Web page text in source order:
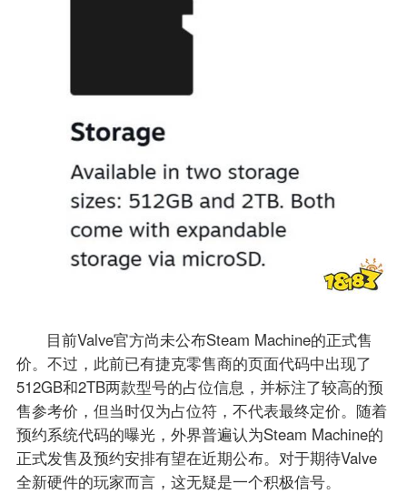
目前Valve官方尚未公布Steam Machine的正式售
价。不过，此前已有捷克零售商的页面代码中出现了
512GB和2TB两款型号的占位信息，并标注了较高的预
售参考价，但当时仅为占位符，不代表最终定价。随着
预约系统代码的曝光，外界普遍认为Steam Machine的
正式发售及预约安排有望在近期公布。对于期待Valve
全新硬件的玩家而言，这无疑是一个积极信号。